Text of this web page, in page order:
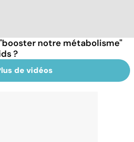
notre métabolisme"
?
de vidéos